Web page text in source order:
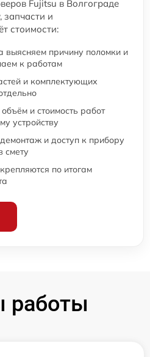
Fujitsu в Волгограде
запчасти и
стоимости:
выясняем причину поломки и
к работам
и комплектующих
объём и стоимость работ
устройству
демонтаж и доступ к прибору
смету
по итогам
работы